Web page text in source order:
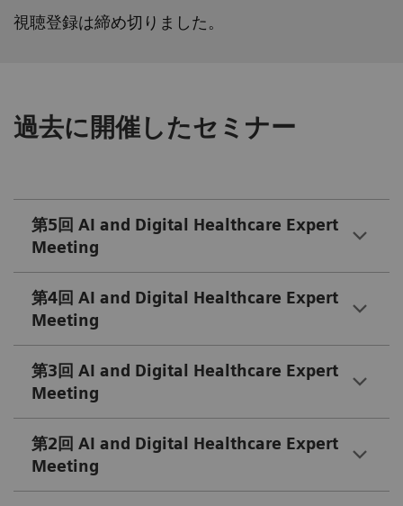
視聴登録は締め切りました。
過去に開催したセミナー
第5回 AI and Digital Healthcare Expert
Meeting
第4回 AI and Digital Healthcare Expert
Meeting
第3回 AI and Digital Healthcare Expert
Meeting
第2回 AI and Digital Healthcare Expert
Meeting